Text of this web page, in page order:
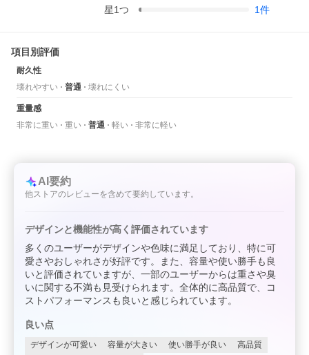
星1つ 1件
項目別評価
耐久性
壊れやすい
普通 壊れにくい
重量感
非常に重い
重い 普通 軽い 非常に軽い
AI要約
他ストアのレビューを含めて要約しています。
デザインと機能性が高く評価されています
多くのユーザーがデザインや色味に満足しており、特に可
愛さやおしゃれさが好評です。また、容量や使い勝手も良
いと評価されていますが、一部のユーザーからは重さや臭
いに関する不満も見受けられます。全体的に高品質で、コ
ストパフォーマンスも良いと感じられています。
良い点
デザインが可愛い 容量が大きい 使い勝手が良い
高品質